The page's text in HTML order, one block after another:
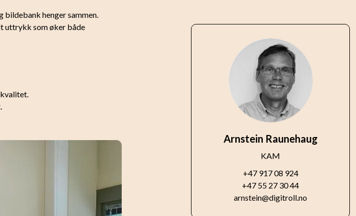
bildebank henger sammen.
uttrykk som øker både
Arnstein Raunehaug
KAM
+47 917 08 924
+47 55 27 30 44
arnstein@digitroll.no